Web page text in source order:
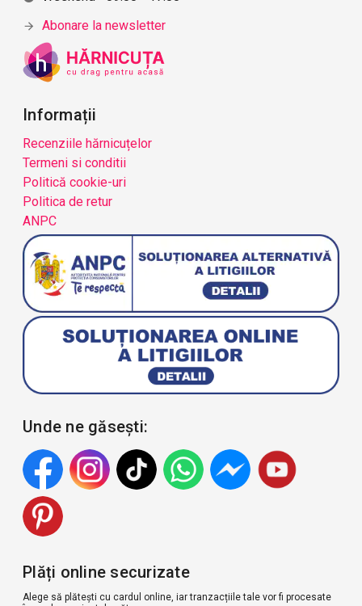
Abonare la newsletter
Informații
Recenziile hărnicuțelor
Termeni si conditii
Politică cookie-uri
Politica de retur
ANPC
Unde ne găsești:
Plăți online securizate
Alege să plătești cu cardul online, iar tranzacțiile tale vor fi procesate